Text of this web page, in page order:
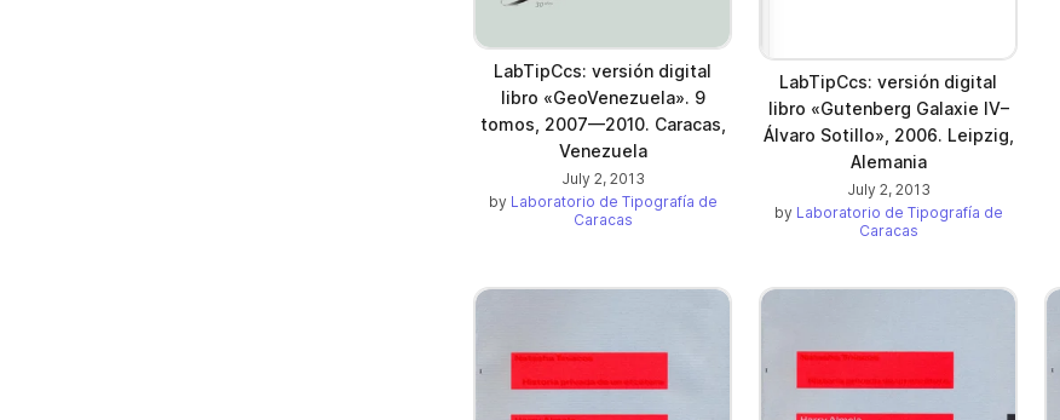
LabTipCcs: versión digital
libro «GeoVenezuela». 9
tomos, 2007—2010. Caracas,
Venezuela
July 2, 2013
by Laboratorio de Tipografía de
Caracas
LabTipCcs: versión digital
libro «Gutenberg Galaxie IV–
Álvaro Sotillo», 2006. Leipzig,
Alemania
July 2, 2013
by Laboratorio de Tipografía de
Caracas